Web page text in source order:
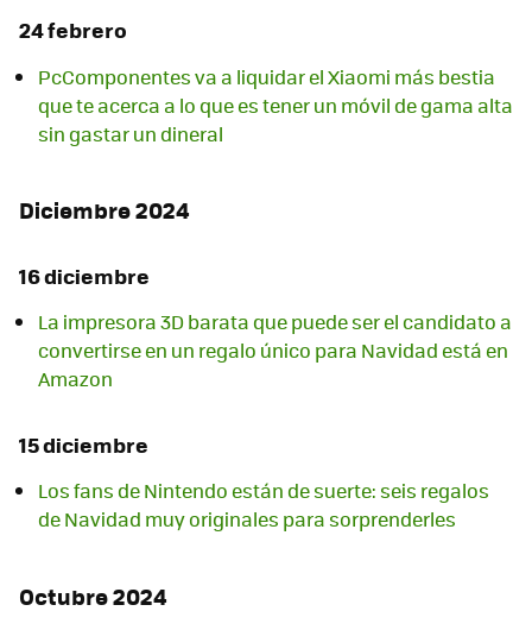
24 febrero
PcComponentes va a liquidar el Xiaomi más bestia
que te acerca a lo que es tener un móvil de gama alta
sin gastar un dineral
Diciembre 2024
16 diciembre
La impresora 3D barata que puede ser el candidato a
convertirse en un regalo único para Navidad está en
Amazon
15 diciembre
Los fans de Nintendo están de suerte: seis regalos
de Navidad muy originales para sorprenderles
Octubre 2024